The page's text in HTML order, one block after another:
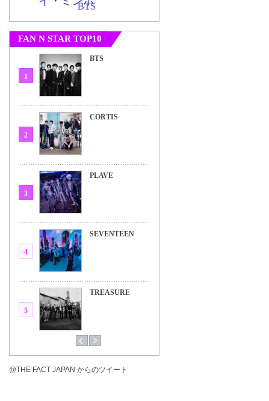
FAN N STAR TOP10
1
BTS
2
CORTIS
3
PLAVE
4
SEVENTEEN
5
TREASURE
@THE FACT JAPAN からのツイート